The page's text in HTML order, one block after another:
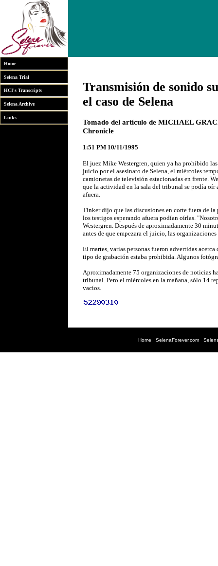
Home
Selena Trial
HCI's Transcripts
Selena Archive
Links
Transmisión de sonido
el caso de Selena
Tomado del artículo de MICHAEL
Chronicle
1:51 PM 10/11/1995
El juez Mike Westergren, quien ya ha prohibido
juicio por el asesinato de Selena, el miércoles
camionetas de televisión estacionadas en frente.
que la actividad en la sala del tribunal se podía oír
afuera.
Tinker dijo que las discusiones en corte fuera de
los testigos esperando afuera podían oírlas.
Westergren. Después de aproximadamente 30
antes de que empezara el juicio, las
El martes, varias personas fueron advertidas
tipo de grabación estaba prohibida. Algunos
Aproximadamente 75 organizaciones de noticias
tribunal. Pero el miércoles en la mañana, sólo 14
vacíos.
Home |SelenaForever.com |